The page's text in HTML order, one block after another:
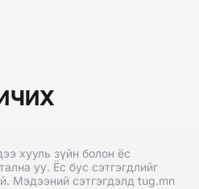
хууль зүйн болон ёс
уу. Ёс бус сэтгэгдлийг
Мэдээний сэтгэгдэлд tug.mn